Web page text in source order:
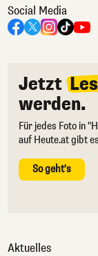
Social Media
Jetzt
werden.
Für jedes Foto in
auf Heute.at gibt
So geht's
Aktuelles